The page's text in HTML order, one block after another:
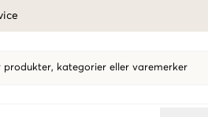
produkter, kategorier eller varemerker